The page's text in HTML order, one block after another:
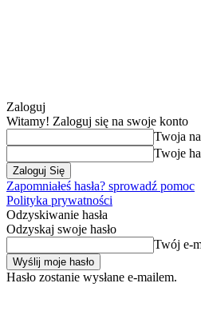
Zaloguj
Witamy! Zaloguj się na swoje konto
Twoja
Twoje
Zapomniałeś hasła? sprowadź pomoc
Polityka prywatności
Odzyskiwanie hasła
Odzyskaj swoje hasło
Twój e-
Hasło zostanie wysłane e-mailem.